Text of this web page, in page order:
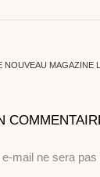
NOUVEAU MAGAZINE
mail ne sera pas